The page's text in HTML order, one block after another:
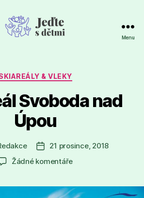
Menu
Rubriky
& VLEKY
Svoboda nad
Úpou
Datum
příspěvku
21 prosince, 2018
Žádné komentářeu
názvem